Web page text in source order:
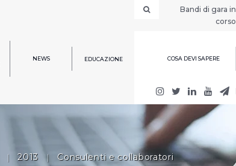
Bandi di gara in
corso
NEWS EDUCAZIONE COSA DEVI SAPERE
| 2013 | Consulenti e collaboratori